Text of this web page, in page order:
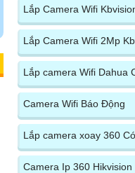
Lắp Camera Wifi
Lắp Camera Wifi 2Mp
Lắp camera Wifi Dahua
Camera Wifi Báo Động
Lắp camera xoay 360
Camera Ip 360 Hikvision